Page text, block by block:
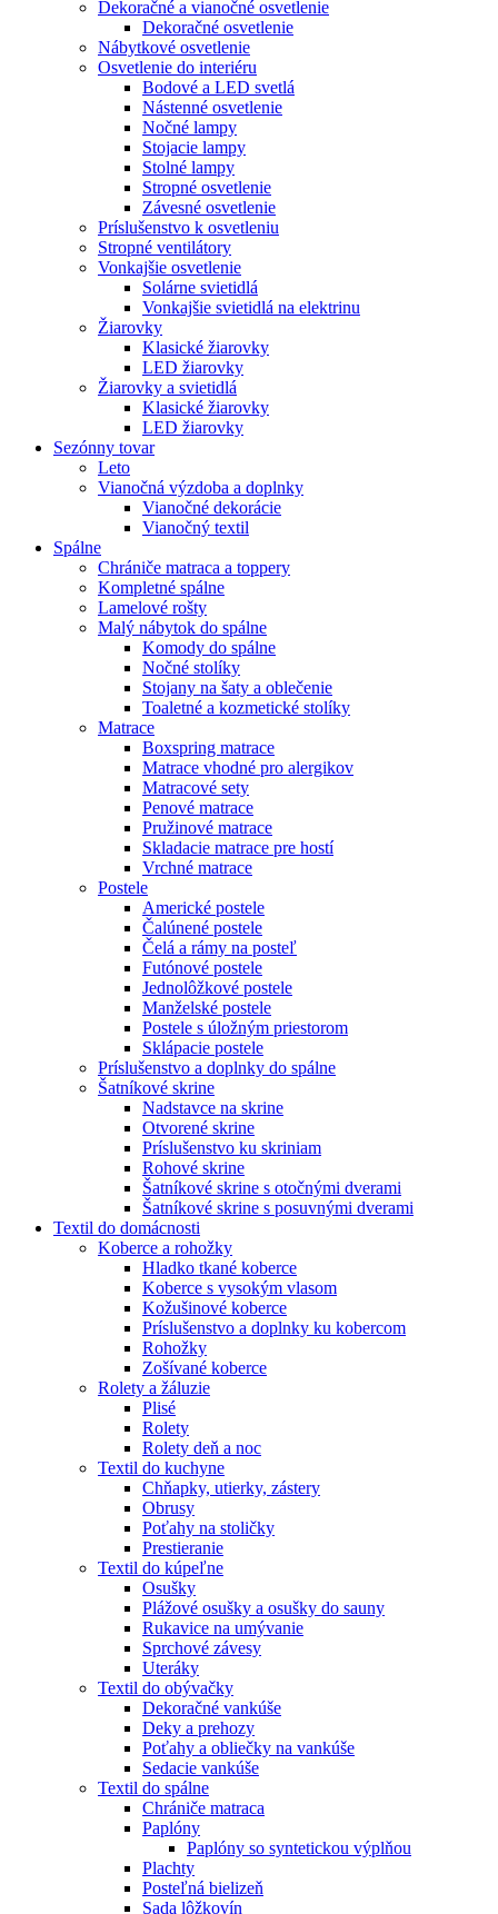
Dekoračné a vianočné osvetlenie
Dekoračné osvetlenie
Nábytkové osvetlenie
Osvetlenie do interiéru
Bodové a LED svetlá
Nástenné osvetlenie
Nočné lampy
Stojacie lampy
Stolné lampy
Stropné osvetlenie
Závesné osvetlenie
Príslušenstvo k osvetleniu
Stropné ventilátory
Vonkajšie osvetlenie
Solárne svietidlá
Vonkajšie svietidlá na elektrinu
Žiarovky
Klasické žiarovky
LED žiarovky
Žiarovky a svietidlá
Klasické žiarovky
LED žiarovky
Sezónny tovar
Leto
Vianočná výzdoba a doplnky
Vianočné dekorácie
Vianočný textil
Spálne
Chrániče matraca a toppery
Kompletné spálne
Lamelové rošty
Malý nábytok do spálne
Komody do spálne
Nočné stolíky
Stojany na šaty a oblečenie
Toaletné a kozmetické stolíky
Matrace
Boxspring matrace
Matrace vhodné pro alergikov
Matracové sety
Penové matrace
Pružinové matrace
Skladacie matrace pre hostí
Vrchné matrace
Postele
Americké postele
Čalúnené postele
Čelá a rámy na posteľ
Futónové postele
Jednolôžkové postele
Manželské postele
Postele s úložným priestorom
Sklápacie postele
Príslušenstvo a doplnky do spálne
Šatníkové skrine
Nadstavce na skrine
Otvorené skrine
Príslušenstvo ku skriniam
Rohové skrine
Šatníkové skrine s otočnými dverami
Šatníkové skrine s posuvnými dverami
Textil do domácnosti
Koberce a rohožky
Hladko tkané koberce
Koberce s vysokým vlasom
Kožušinové koberce
Príslušenstvo a doplnky ku kobercom
Rohožky
Zošívané koberce
Rolety a žáluzie
Plisé
Rolety
Rolety deň a noc
Textil do kuchyne
Chňapky, utierky, zástery
Obrusy
Poťahy na stoličky
Prestieranie
Textil do kúpeľne
Osušky
Plážové osušky a osušky do sauny
Rukavice na umývanie
Sprchové závesy
Uteráky
Textil do obývačky
Dekoračné vankúše
Deky a prehozy
Poťahy a obliečky na vankúše
Sedacie vankúše
Textil do spálne
Chrániče matraca
Paplóny
Paplóny so syntetickou výplňou
Plachty
Posteľná bielizeň
Sada lôžkovín